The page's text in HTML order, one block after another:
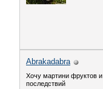
Abrakadabra
Хочу мартини фруктов и
последствий